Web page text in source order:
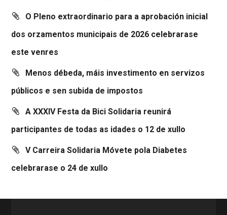
O Pleno extraordinario para a aprobación inicial
dos orzamentos municipais de 2026 celebrarase
este venres
Menos débeda, máis investimento en servizos
públicos e sen subida de impostos
A XXXIV Festa da Bici Solidaria reunirá
participantes de todas as idades o 12 de xullo
V Carreira Solidaria Móvete pola Diabetes
celebrarase o 24 de xullo